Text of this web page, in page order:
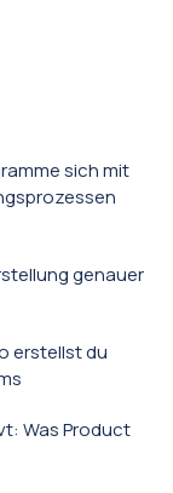
sich mit
genauer
erstellst du
Was Product